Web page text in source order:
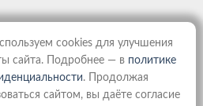
cookies для улучшения
сайта. Подробнее — в политике
. Продолжая
сайтом, вы даёте согласие